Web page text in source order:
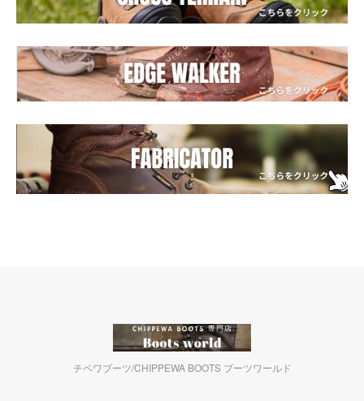
チペワブーツ/CHIPPEWA BOOTS ブーツワールド